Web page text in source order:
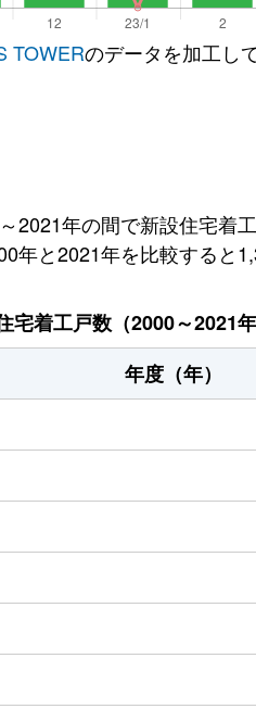
TOWERのデータを加工し
2021年の間で新設住宅着
年と2021年を比較すると
宅着工戸数（2000～2021年
年度（年）